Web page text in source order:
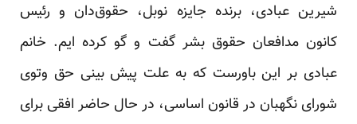
شیرین عبادی، برنده جایزه نوبل، حقوق‌دان و رئیس
کانون مدافعان حقوق بشر گفت و گو کرده ایم. خانم
عبادی بر این باورست که به علت پیش بینی حق وتوی
شورای نگهبان در قانون اساسی، در حال حاضر افقی برای